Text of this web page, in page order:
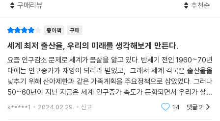
할 것으로 예상된다. 2050년이 되면 65개 국가, 즉 전체 국가 중 3분의 1
에서 인구 성장이 마이너스로 돌아서고, 또 다른 5분의 1 국가에서 연간 인
구 성장률이 0.5%를 밑돌 것으로 예상한다.
--- p.91
인구가 감소하면 빈집과 버려진 땅이 늘어나 결국 〈부동산 시장〉이 사실상
기능을 멈추는 수준까지 가게 된다. 주택 소유주는 떠나거나 사망하고, 매
수 희망자가 나타나는 주택은 점점 줄어들고, 그럼 결국 점차 많은 집이 빈
또한 세계의 경제 성장은 2050년에 마이너스로 돌아선다. GDP 연간 성
이후 줄곧 하락세를 보였다. 향후 수십 년 동안 세계 경제 성장은 더 하락하
고 결국 감소세로 접어들 가능성이 크다. 경제적 쇠퇴가 가속화되면 지난
수십 년 동안 세계 번영의 기틀이 됐던 글로벌 교역 또한 약화된다.
인구 감소에서 비롯된 각국의 늘어나는 빈집 현황, 〈주택 과잉 시대〉가 오
고 있다
구매리뷰 추천순
종이책 구매
세계 최저 출산율, 우리의 미래를 생각해보게 만든다.
요즘 인구감소 문제로 세계가 몸살을 앓고 있다. 반세기 전인 1960~70년
대에는 인구증가가 재앙이 되리라 믿었고, 그래서 세계 각국은 출산율을
낮추기 위해 산아제한과 같은 가족계획을 주요정책으로 삼았었다. 그러나
50~60년이 지난 지금은 세계 인구증가 속도가 둔화되면서 우리가 살아
있는 동안 곳곳에서 인구가 줄어들기 시작할 것으로 예상된다. 이렇게 줄
k*****1 2024.02.29. 신고 14 댓글 2